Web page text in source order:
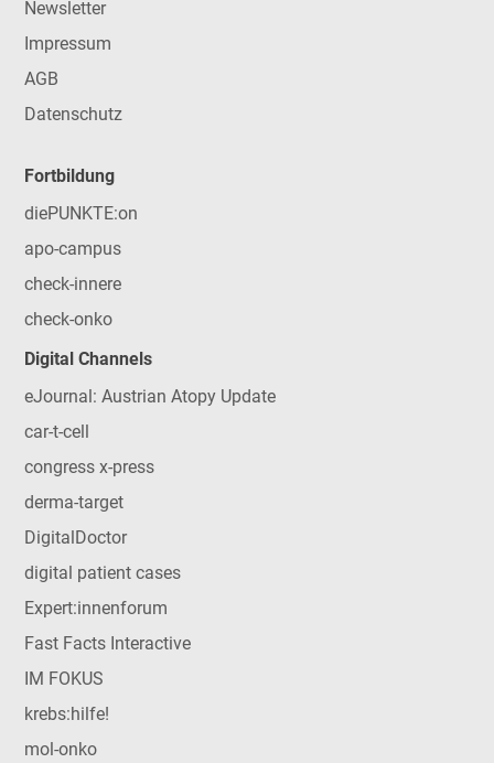
Newsletter
Impressum
AGB
Datenschutz
Fortbildung
diePUNKTE:on
apo-campus
check-innere
check-onko
Digital Channels
eJournal: Austrian Atopy Update
car-t-cell
congress x-press
derma-target
DigitalDoctor
digital patient cases
Expert:innenforum
Fast Facts Interactive
IM FOKUS
krebs:hilfe!
mol-onko